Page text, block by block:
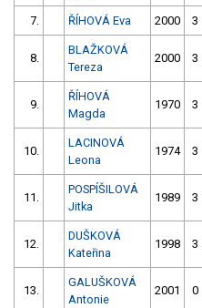
7. ŘÍHOVÁ Eva 2000 3
8.
BLAŽKOVÁ
Tereza
2000 3
9.
ŘÍHOVÁ
Magda
1970 3
10.
LACINOVÁ
Leona
1974 3
11.
POSPÍŠILOVÁ
Jitka
1989 3
12.
DUŠKOVÁ
Kateřina
1998 3
13.
GALUŠKOVÁ
Antonie
2001 0